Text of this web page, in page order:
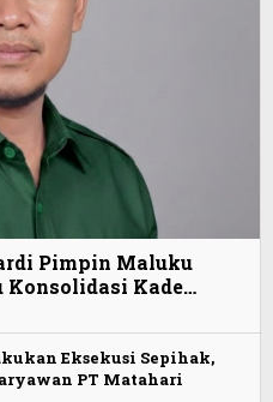
Pimpin Maluku
Konsolidasi Kade…
Eksekusi Sepihak,
PT Matahari